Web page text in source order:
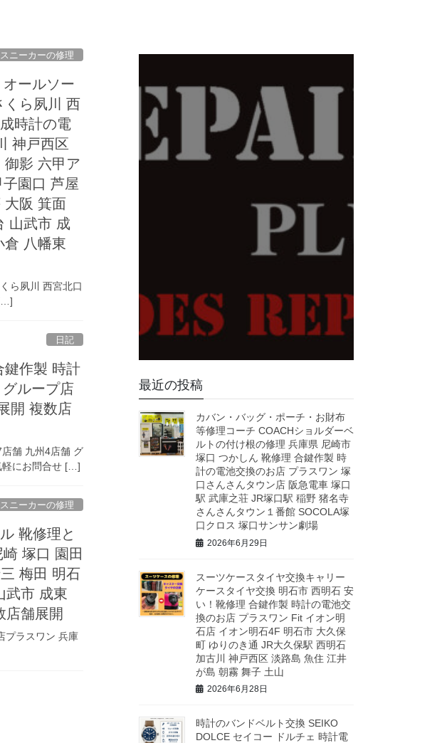
ニーカーの修理
ールソー
くら夙川 西
時計の電
神戸西区
影 六甲ア
園口 芦屋
大阪 箕面
山武市 成
倉 八幡東
ら夙川 西宮北口
日記
鍵作製 時計
ループ店
開 複数店
舗 九州4店舗 グ
軽にお問合せ […]
ニーカーの修理
靴修理と
塚口 園田
梅田 明石
武市 成東
店舗展開
プラスワン 兵庫
最近の投稿
カバン・バッグ・ポーチ・お財布
等修理コーチ COACHショルダーベ
ルトの付け根の修理 兵庫県 尼崎市
塚口 つかしん 靴修理 合鍵作製 時
計の電池交換のお店 プラスワン 塚
口さんさんタウン店 阪急電車 塚口
駅 武庫之荘 JR塚口駅 稲野 猪名寺
さんさんタウン１番館 SOCOLA塚
口クロス 塚口サンサン劇場
2026年6月29日
スーツケースタイヤ交換キャリー
ケースタイヤ交換 明石市 西明石 安
い！靴修理 合鍵作製 時計の電池交
換のお店 プラスワン Fit イオン明
石店 イオン明石4F 明石市 大久保
町 ゆりのき通 JR大久保駅 西明石
加古川 神戸西区 淡路島 魚住 江井
が島 朝霧 舞子 土山
2026年6月28日
時計のバンドベルト交換 SEIKO
DOLCE セイコー ドルチェ 時計電